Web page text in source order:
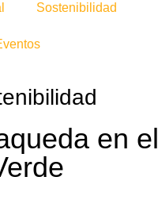
Sostenibilidad
en